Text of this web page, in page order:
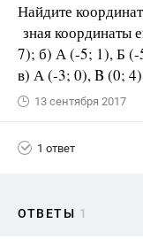
Найдите
зная координаты
7); б) А (-5; 1), Б (-
в) А (-3; 0), B (0;
13 сентября 2017
1 ответ
ОТВЕТЫ 1